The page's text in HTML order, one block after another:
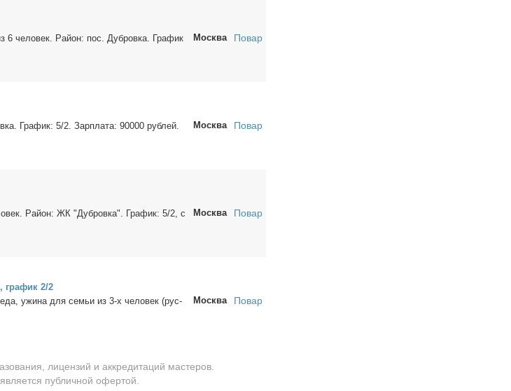
6 че­ло­век. Рай­он: пос. Дуб­ров­ка. Гра­фик
Москва Повар
Гра­фик: 5/2. Зар­пла­та: 90000 руб­лей.
Москва Повар
Рай­он: ЖК "Дуб­ров­ка". Гра­фик: 5/2, с
Москва Повар
гра­фик 2/2
ужи­на для се­мьи из 3-х че­ло­век (рус­
Москва Повар
лицензий и аккредитаций мастеров.
публичной офертой.